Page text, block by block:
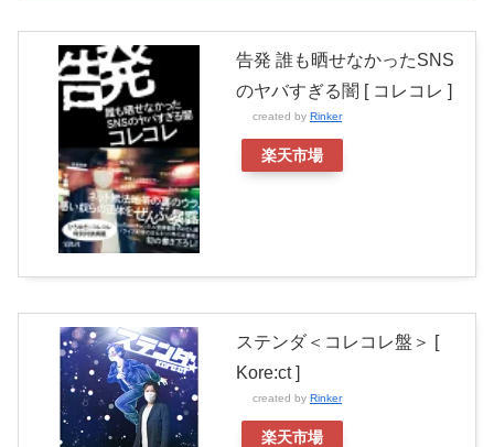
告発 誰も晒せなかったSNS
のヤバすぎる闇 [ コレコレ ]
created by Rinker
楽天市場
ステンダ＜コレコレ盤＞ [
Kore:ct ]
created by Rinker
楽天市場